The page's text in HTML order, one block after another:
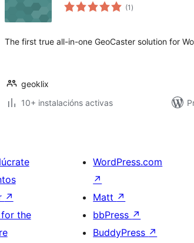
(1 valoracións
totais
)
The first true all-in-one GeoCaster solution for
geoklix
10+ instalacións activas
↗
for the
WordPress.com
↗
Matt ↗
bbPress ↗
BuddyPress ↗